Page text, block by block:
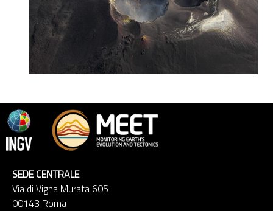
SEDE CENTRALE
Via di Vigna Murata 605
00143 Roma